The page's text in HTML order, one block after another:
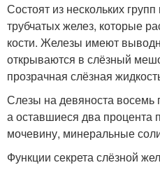
Состоят из нескольких
трубчатых желез, которые
кости. Железы имеют
открываются в слёзный
прозрачная слёзная
Слезы на девяноста восемь
а оставшиеся два процента
мочевину, минеральные
Функции секрета слёзной